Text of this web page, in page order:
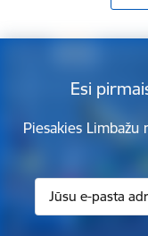
Esi
Piesakies Limbažu